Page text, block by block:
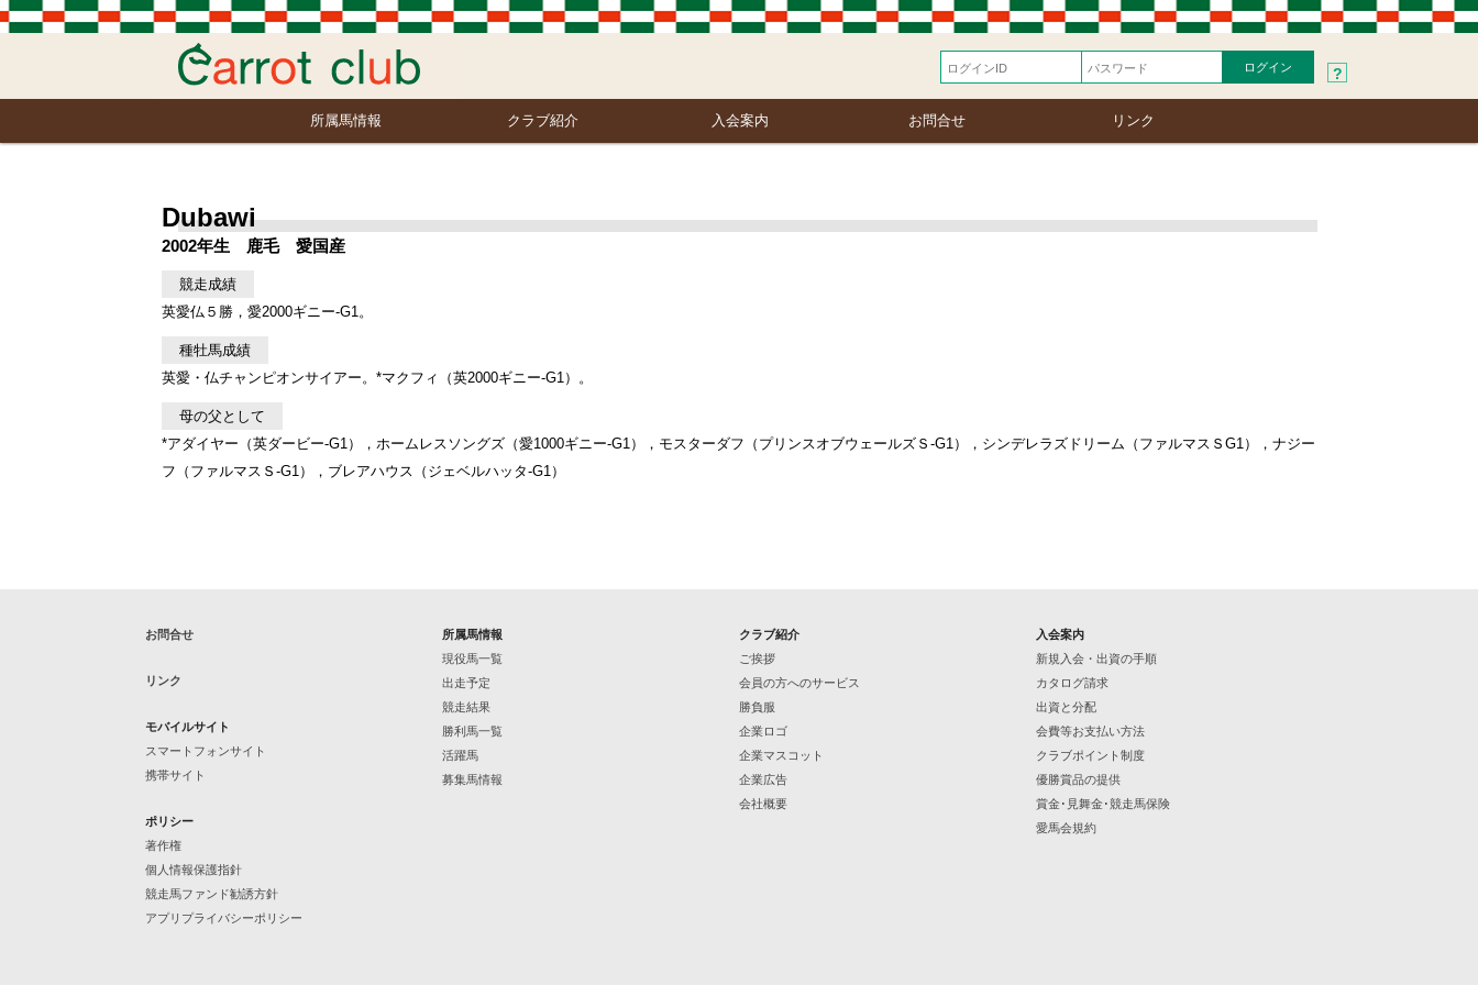
?
所属馬情報 クラブ紹介 入会案内 お問合せ リンク
Dubawi
2002年生 鹿毛 愛国産
競走成績
英愛仏５勝，愛2000ギニー-G1。
種牡馬成績
英愛・仏チャンピオンサイアー。*マクフィ（英2000ギニー-G1）。
母の父として
*アダイヤー（英ダービー-G1），ホームレスソングズ（愛1000ギニー-G1），モスターダフ（プリンスオブウェールズＳ-G1），シンデレラズドリーム（ファルマスＳG1），ナジー
フ（ファルマスＳ-G1），ブレアハウス（ジェベルハッタ-G1）
お問合せ
リンク
モバイルサイト
スマートフォンサイト
携帯サイト
ポリシー
著作権
個人情報保護指針
競走馬ファンド勧誘方針
アプリプライバシーポリシー
所属馬情報
現役馬一覧
出走予定
競走結果
勝利馬一覧
活躍馬
募集馬情報
クラブ紹介
ご挨拶
会員の方へのサービス
勝負服
企業ロゴ
企業マスコット
企業広告
会社概要
入会案内
新規入会・出資の手順
カタログ請求
出資と分配
会費等お支払い方法
クラブポイント制度
優勝賞品の提供
賞金･見舞金･競走馬保険
愛馬会規約